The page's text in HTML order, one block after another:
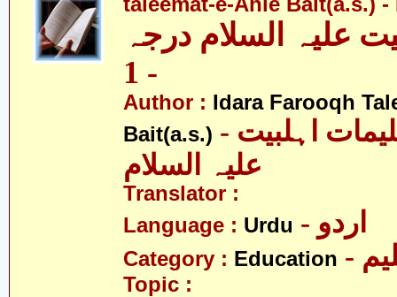
علیہ السلام درجہ
- 1
Author : Idara Farooqh
Bait(a.s.) - ادارہ فروغ تعلیمات اہلبیت
علیہ السلام
Translator :
Language : Urdu - اردو
Category : Education
Topic :